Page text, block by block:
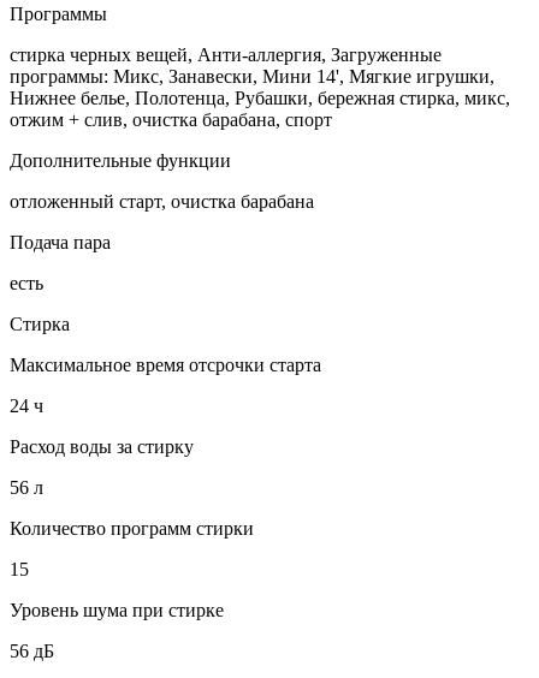
Программы
стирка черных вещей, Анти-аллергия, Загруженные
программы: Микс, Занавески, Мини 14', Мягкие игрушки,
Нижнее белье, Полотенца, Рубашки, бережная стирка, микс,
отжим + слив, очистка барабана, спорт
Дополнительные функции
отложенный старт, очистка барабана
Подача пара
есть
Стирка
Максимальное время отсрочки старта
24 ч
Расход воды за стирку
56 л
Количество программ стирки
15
Уровень шума при стирке
56 дБ